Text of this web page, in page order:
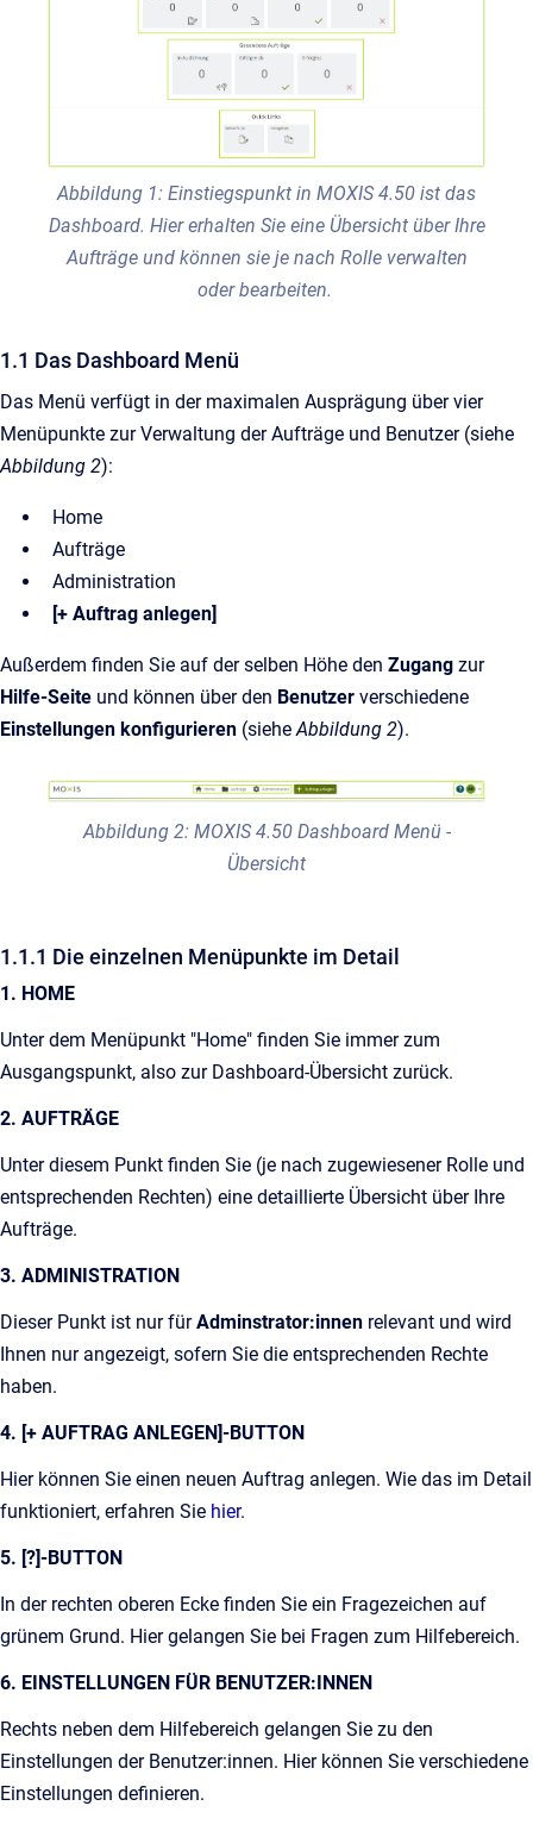
Abbildung 1: Einstiegspunkt in MOXIS 4.50 ist das
Dashboard. Hier erhalten Sie eine Übersicht über Ihre
Aufträge und können sie je nach Rolle verwalten
oder bearbeiten.
1.1 Das Dashboard Menü
Das Menü verfügt in der maximalen Ausprägung über vier
Menüpunkte zur Verwaltung der Aufträge und Benutzer (siehe
Abbildung 2):
Home
Aufträge
Administration
[+ Auftrag anlegen]
Außerdem finden Sie auf der selben Höhe den Zugang zur
Hilfe-Seite und können über den Benutzer verschiedene
Einstellungen konfigurieren (siehe Abbildung 2).
Abbildung 2: MOXIS 4.50 Dashboard Menü -
Übersicht
1.1.1 Die einzelnen Menüpunkte im Detail
1. HOME
Unter dem Menüpunkt "Home" finden Sie immer zum
Ausgangspunkt, also zur Dashboard-Übersicht zurück.
2. AUFTRÄGE
Unter diesem Punkt finden Sie (je nach zugewiesener Rolle und
entsprechenden Rechten) eine detaillierte Übersicht über Ihre
Aufträge.
3. ADMINISTRATION
Dieser Punkt ist nur fürAdminstrator:innen relevant und wird
Ihnen nur angezeigt, sofern Sie die entsprechenden Rechte
haben.
4. [+ AUFTRAG ANLEGEN]-BUTTON
Hier können Sie einen neuen Auftrag anlegen. Wie das im Detail
funktioniert, erfahren Sie hier.
5. [?]-BUTTON
In der rechten oberen Ecke finden Sie ein Fragezeichen auf
grünem Grund. Hier gelangen Sie bei Fragen zum Hilfebereich.
6. EINSTELLUNGEN FÜR BENUTZER:INNEN
Rechts neben dem Hilfebereich gelangen Sie zu den
Einstellungen der Benutzer:innen. Hier können Sie verschiedene
Einstellungen definieren.